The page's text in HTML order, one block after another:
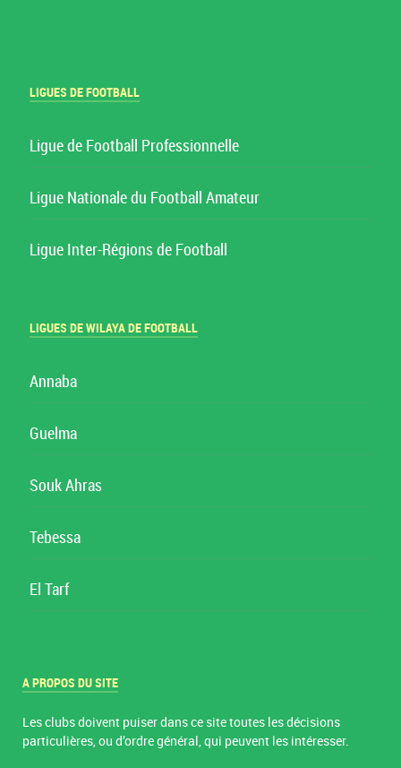
LIGUES DE FOOTBALL
Ligue de Football Professionnelle
Ligue Nationale du Football Amateur
Ligue Inter-Régions de Football
LIGUES DE WILAYA DE FOOTBALL
Annaba
Guelma
Souk Ahras
Tebessa
El Tarf
A PROPOS DU SITE
Les clubs doivent puiser dans ce site toutes les décisions
particulières, ou d’ordre général, qui peuvent les intéresser.